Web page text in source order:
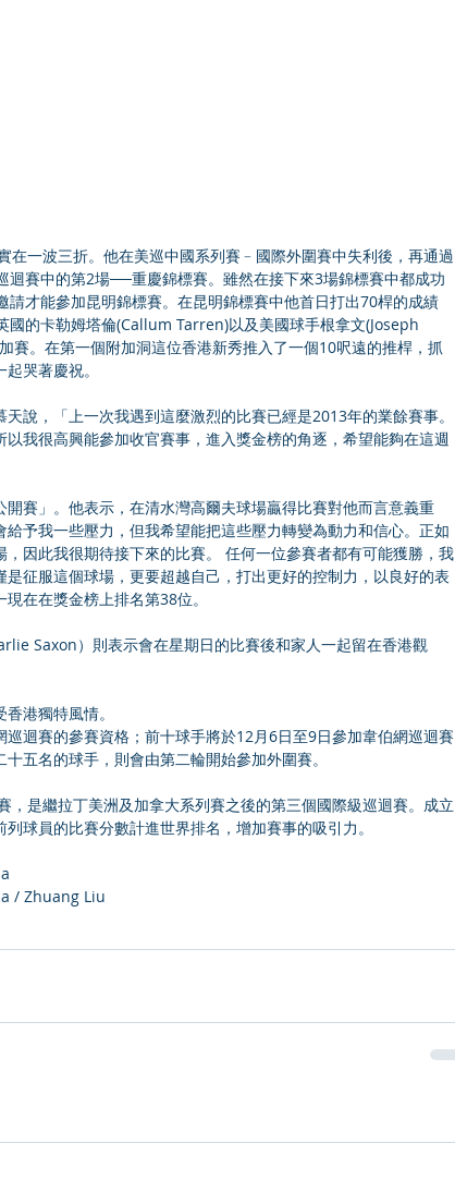
迴賽中的第2場──重慶錦標賽。雖然在接下來3場錦標賽中都成功
請才能參加昆明錦標賽。在昆明錦標賽中他首日打出70桿的成績
國的卡勒姆塔倫(Callum Tarren)以及美國球手根拿文(Joseph
賽。在第一個附加洞這位香港新秀推入了一個10呎遠的推桿，抓
哭著慶祝。
天說，「上一次我遇到這麼激烈的比賽已經是2013年的業餘賽事。
我很高興能參加收官賽事，進入獎金榜的角逐，希望能夠在這週
賽」。他表示，在清水灣高爾夫球場贏得比賽對他而言意義重
予我一些壓力，但我希望能把這些壓力轉變為動力和信心。正如
因此我很期待接下來的比賽。 任何一位參賽者都有可能獲勝，我
征服這個球場，更要超越自己，打出更好的控制力，以良好的表
在在獎金榜上排名第38位。
Saxon）則表示會在星期日的比賽後和家人一起留在香港觀
港獨特風情。
迴賽的參賽資格；前十球手將於12月6日至9日參加韋伯網巡迴賽
五名的球手，則會由第二輪開始參加外圍賽。
，是繼拉丁美洲及加拿大系列賽之後的第三個國際級巡迴賽。成立
球員的比賽分數計進世界排名，增加賽事的吸引力。
/ Zhuang Liu